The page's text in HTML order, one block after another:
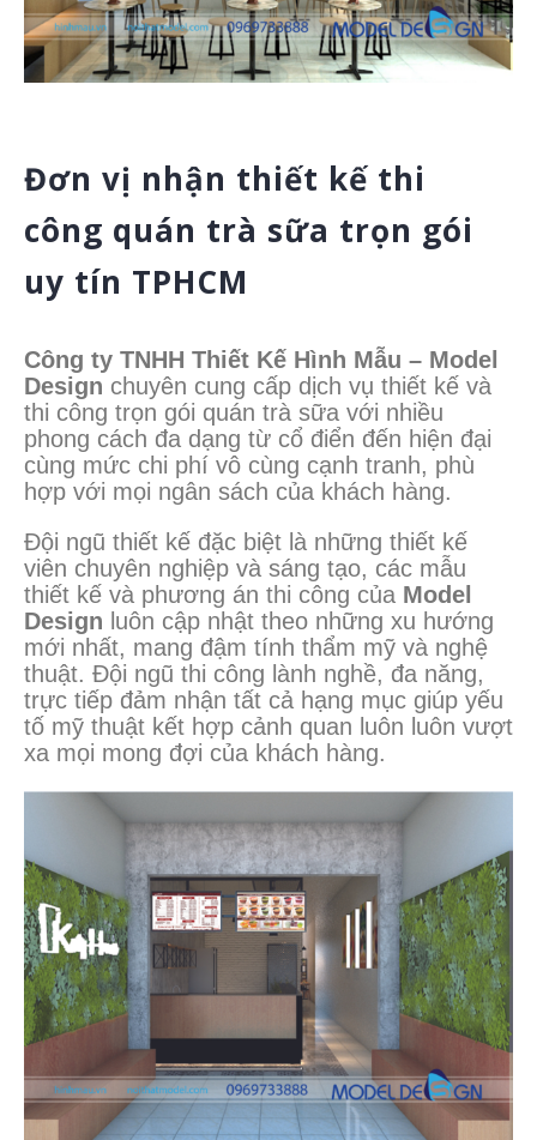
Đơn vị nhận thiết kế thi
công quán trà sữa trọn gói
uy tín TPHCM
Công ty TNHH Thiết Kế Hình Mẫu – Model
Design chuyên cung cấp dịch vụ thiết kế và
thi công trọn gói quán trà sữa với nhiều
phong cách đa dạng từ cổ điển đến hiện đại
cùng mức chi phí vô cùng cạnh tranh, phù
hợp với mọi ngân sách của khách hàng.
Đội ngũ thiết kế đặc biệt là những thiết kế
viên chuyên nghiệp và sáng tạo, các mẫu
thiết kế và phương án thi công của Model
Design luôn cập nhật theo những xu hướng
mới nhất, mang đậm tính thẩm mỹ và nghệ
thuật. Đội ngũ thi công lành nghề, đa năng,
trực tiếp đảm nhận tất cả hạng mục giúp yếu
tố mỹ thuật kết hợp cảnh quan luôn luôn vượt
xa mọi mong đợi của khách hàng.